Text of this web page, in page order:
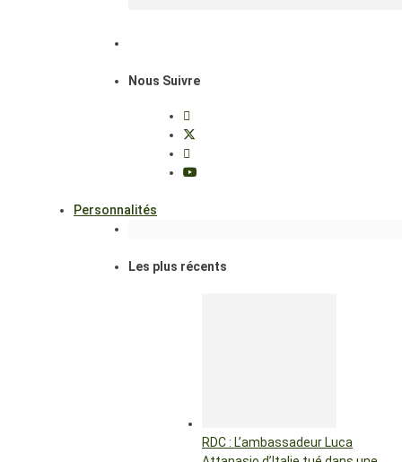
Nous Suivre
Personnalités
Les plus récents
RDC : L’ambassadeur Luca